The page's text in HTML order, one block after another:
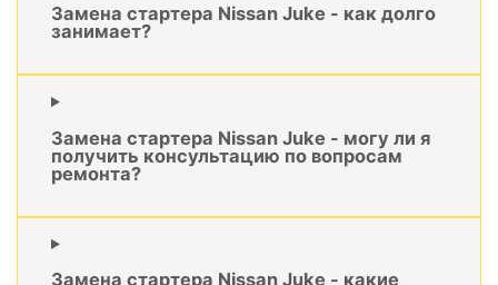
Замена стартера Nissan Juke - как долго
занимает?
Замена стартера Nissan Juke - могу ли я
получить консультацию по вопросам
ремонта?
Замена стартера Nissan Juke - какие